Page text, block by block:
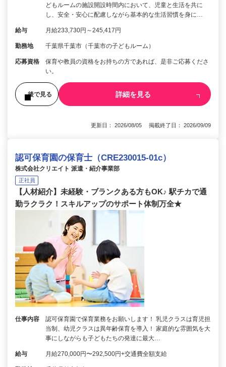
どもルームの施設開設時間内において、児童と生活を共に
し、安全・安心に配慮しながら基本的な生活習慣を身に…
給与 月給233,730円～245,417円
勤務地 千葉県千葉市（千葉市の子どもルーム）
応募資格
保育や教員の資格をお持ちの方であれば、是非ご応募くださ
い。
後で見る 詳細を見る
更新日： 2026/08/05 掲載終了日： 2026/09/09
認可保育園の保育士（CRE230015-01c）
株式会社クリエイト 派遣・紹介事業部
正社員
【人材紹介】未経験・ブランクある方もOK♪ 駅チカで通
勤ラクラク！スキルアップのサポート体制万全★
仕事内容
認可保育園で保育業務をお願いします！ 乳児クラスは育児担
当制、幼児クラスは異年齢保育を導入！ 家庭的な雰囲気を大
事にしながらも子どもたちの発達に最大…
給与 月給270,000円〜292,500円+交通費全額支給